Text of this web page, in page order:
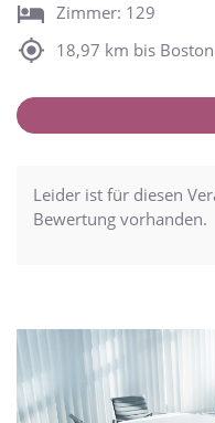
Zimmer: 129
18,97 km bis
Leider ist für diesen
Bewertung vorhanden.